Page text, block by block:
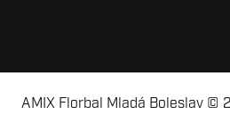
AMIX Florbal Mladá Boleslav ©